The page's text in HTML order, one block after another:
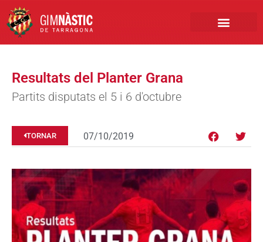
Resultats del Planter Grana
Partits disputats el 5 i 6 d'octubre
TORNAR 07/10/2019